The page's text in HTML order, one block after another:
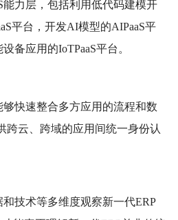
能力层， 包括利用低代码建模开
平台，开发AI模型的AIPaaS平
备应用的IoTPaaS平台。
够快速整合多方应用的流程和数
跨云、跨域的应用间统一身份认
技术等多维度观察新一代ERP